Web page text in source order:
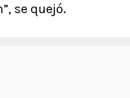
se quejó.